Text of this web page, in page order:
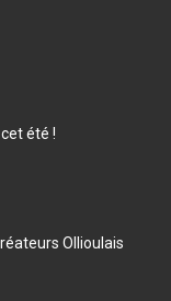
été !
Ollioulais